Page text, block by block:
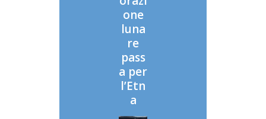
one
luna
re
pass
a per
l’Etn
a